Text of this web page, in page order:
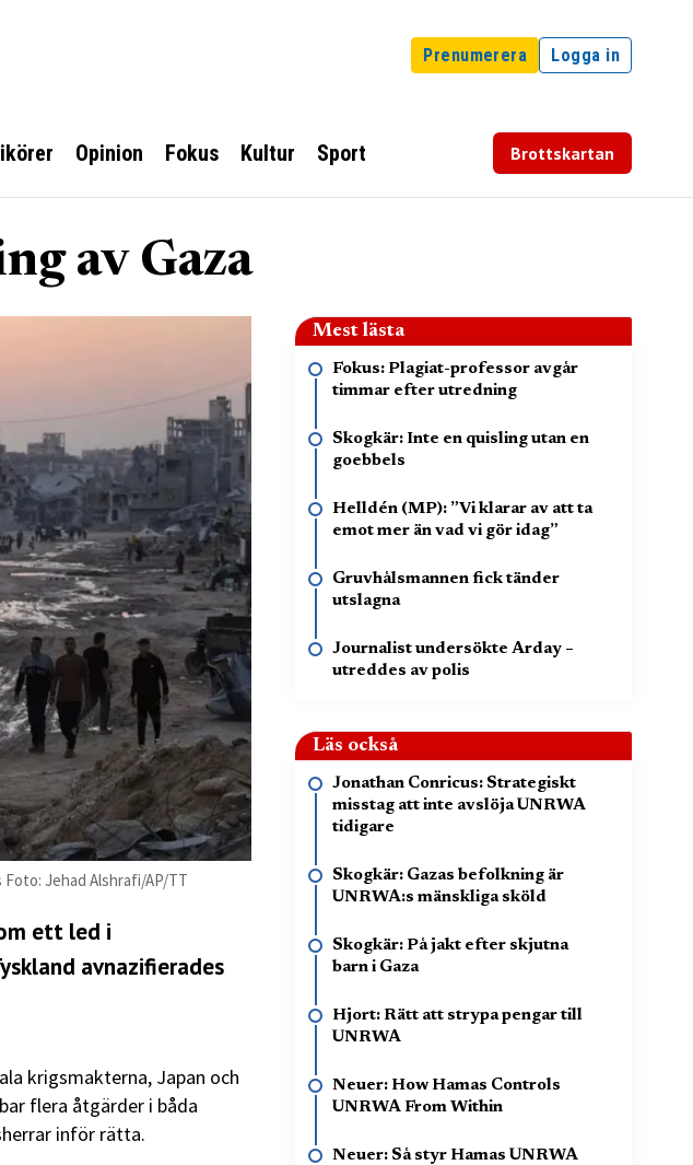
Prenumerera Logga in
Opinion Fokus Kultur Sport Brottskartan
av Gaza
Jehad Alshrafi/AP/TT
ett led i
avnazifierades
krigsmakterna, Japan och
flera åtgärder i båda
inför rätta.
Mest lästa
Fokus: Plagiat-professor avgår
timmar efter utredning
Skogkär: Inte en quisling utan en
goebbels
Helldén (MP): ”Vi klarar av att ta
emot mer än vad vi gör idag”
Gruvhålsmannen fick tänder
utslagna
Journalist undersökte Arday –
utreddes av polis
Läs också
Jonathan Conricus: Strategiskt
misstag att inte avslöja UNRWA
tidigare
Skogkär: Gazas befolkning är
UNRWA:s mänskliga sköld
Skogkär: På jakt efter skjutna
barn i Gaza
Hjort: Rätt att strypa pengar till
UNRWA
Neuer: How Hamas Controls
UNRWA From Within
Neuer: Så styr Hamas UNRWA